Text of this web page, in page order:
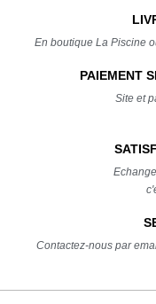
En boutique La Piscine
PAIEMENT
Site et
Contactez-nous par